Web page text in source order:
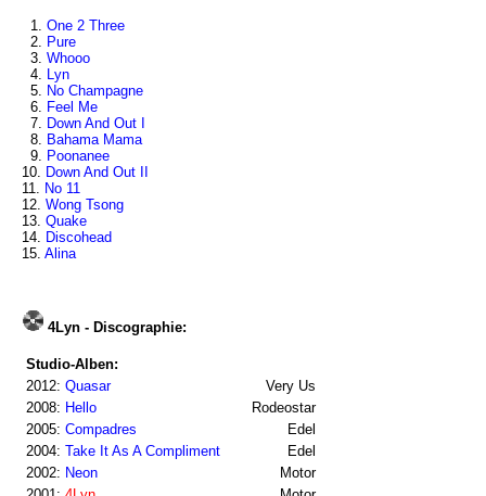
1. One 2 Three
2. Pure
3. Whooo
4. Lyn
5. No Champagne
6. Feel Me
7. Down And Out I
8. Bahama Mama
9. Poonanee
10. Down And Out II
11. No 11
12. Wong Tsong
13. Quake
14. Discohead
15. Alina
4Lyn - Discographie:
Studio-Alben:
2012: Quasar
Very Us
2008: Hello
Rodeostar
2005: Compadres
Edel
2004: Take It As A Compliment
Edel
2002: Neon
Motor